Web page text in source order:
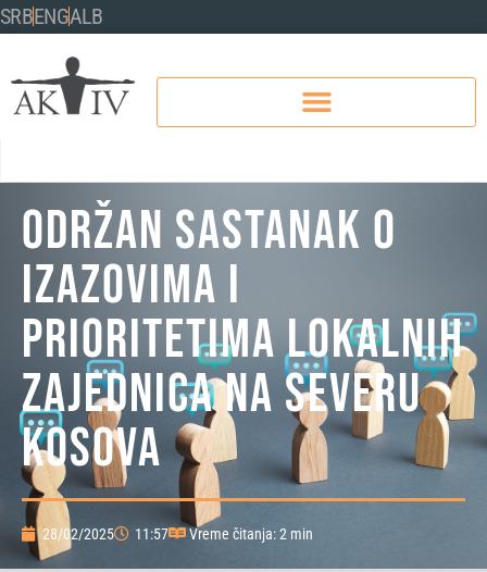
SRBENGALB
Održan sastanak o
izazovima i
prioritetima lokalnih
zajednica na severu
Kosova
28/02/2025 11:57 Vreme čitanja: 2 min